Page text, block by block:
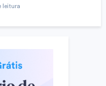
leitura